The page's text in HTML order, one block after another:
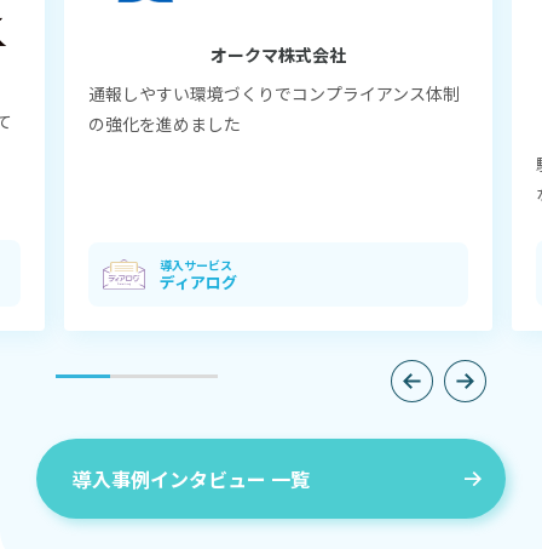
オークマ株式会社
通報しやすい環境づくりでコンプライアンス体制
の強化を進めました
導入サービス
ディアログ
導入事例インタビュー 一覧